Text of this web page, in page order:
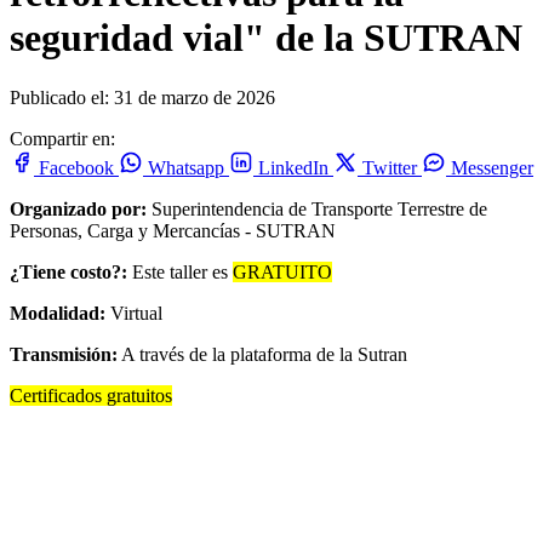
seguridad vial" de la SUTRAN
Publicado el: 31 de marzo de 2026
Compartir en:
Facebook
Whatsapp LinkedIn Twitter
Messenger
Organizado por: Superintendencia de Transporte Terrestre de
Personas, Carga y Mercancías - SUTRAN
¿Tiene costo?: Este taller es GRATUITO
Modalidad: Virtual
Transmisión: A través de la plataforma de la Sutran
Certificados gratuitos